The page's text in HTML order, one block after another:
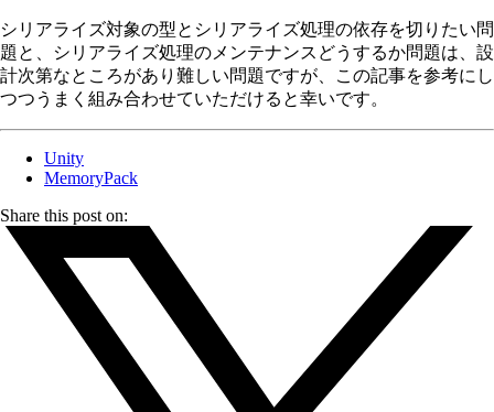
シリアライズ対象の型とシリアライズ処理の依存を切りたい問
題と、シリアライズ処理のメンテナンスどうするか問題は、設
計次第なところがあり難しい問題ですが、この記事を参考にし
つつうまく組み合わせていただけると幸いです。
Unity
MemoryPack
Share this post on: